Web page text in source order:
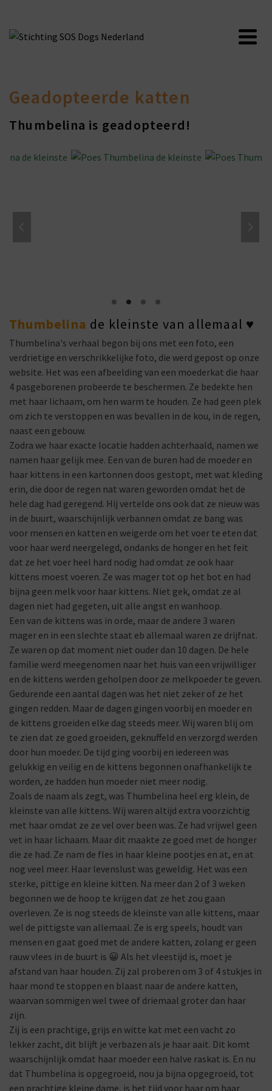
Geadopteerde katten
Thumbelina is geadopteerd!
Thumbelina de kleinste van allemaal ♥
Thumbelina's verhaal begon bij ons met een foto, een
verdrietige en verschrikkelijke foto, die werd gepost op onze
website. Het was een afbeelding van een moederkat die haar
4 pasgeborenen probeerde te beschermen. Ze bedekte hen
met haar lichaam, om hen warm te houden. Ze had geen plek
om zich te verstoppen en was bevallen in de kou, in de regen,
naast een gebouw.
Zodra we haar exacte locatie hadden achterhaald, namen we
namen haar gelijk mee. Een van de buren had de moeder en
haar kittens in een kartonnen doos gestopt, met wat kleding
erin, die door de regen nat waren geworden omdat het de
hele dag had geregend. Hij vertelde ons ook dat ze nieuw was
in de buurt, waarschijnlijk verbannen omdat ze bang was
voor mensen en katten en weigerde om het voer te eten dat
voor haar werd neergelegd, ondanks de honger en het feit
dat ze het voer heel hard nodig had omdat ze ook haar
kittens moest voeren. Ze was mager tot op het bot en had
bijna geen melk voor haar kittens. Niet gek, omdat ze al
dagen niet had gegeten, uit alle angst en wanhoop.
Een van de kittens was in orde, maar de andere 3 waren
mager en in een slechte staat eb allemaal waren ze drijfnat.
Ze waren op dat moment niet ouder dan 10 dagen. De hele
familie werd meegenomen naar het huis van een vrijwilliger
en de kittens werden geholpen door ze melkpoeder te geven.
Gedurende een aantal dagen was het niet zeker of ze het
gingen redden. Maar de dagen gingen voorbij en moeder en
de kittens groeiden elke dag steeds meer. Wij waren blij om
te zien dat ze goed groeiden, geknuffeld en verzorgd werden
door hun moeder. De tijd ging voorbij en iedereen was
gelukkig en veilig en de kittens begonnen onafhankelijk te
worden, ze hadden hun moeder niet meer nodig.
Zoals de naam als zegt, was Thumbelina heel erg klein, de
kleinste van alle kittens. Wij waren altijd extra voorzichtig
met haar omdat ze ze vel over been was. Ze had vrijwel geen
vet in haar lichaam. Maar dit maakte ze goed met de honger
die ze had. Ze nam de fles in haar kleine pootjes en at, en at
nog veel meer. Haar levenslust was geweldig. Het was een
sterke, pittige en kleine kitten. Na meer dan 2 of 3 weken
begonnen we de hoop te krijgen dat ze het zou gaan
overleven. Ze is nog steeds de kleinste van alle kittens, maar
wel de pittigste van allemaal. Ze is erg speels, houdt van
mensen en gaat goed met de andere katten, zolang er geen
rauw vlees in de buurt is 😀 Als het vleestijd is, moet je
afstand van haar houden. Zij zal proberen om 3 of 4 stukjes in
haar mond te stoppen en blaast naar de andere katten,
waarvan sommigen wel twee of driemaal groter dan haar
zijn.
Zij is een prachtige, grijs en witte kat met een vacht zo
lekker zacht, dit blijft je verbazen als je haar aait. Dit komt
waarschijnlijk omdat haar moeder een halve raskat is. En nu
dat Thumbelina is opgegroeid, nou ja bijna opgegroeid, tot
een prachtige kleine dame, is het tijd voor haar om haar